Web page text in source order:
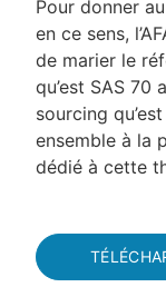
Pour donner
en ce sens,
de marier le
qu’est SAS 70
sourcing
ensemble à la
dédié à cette